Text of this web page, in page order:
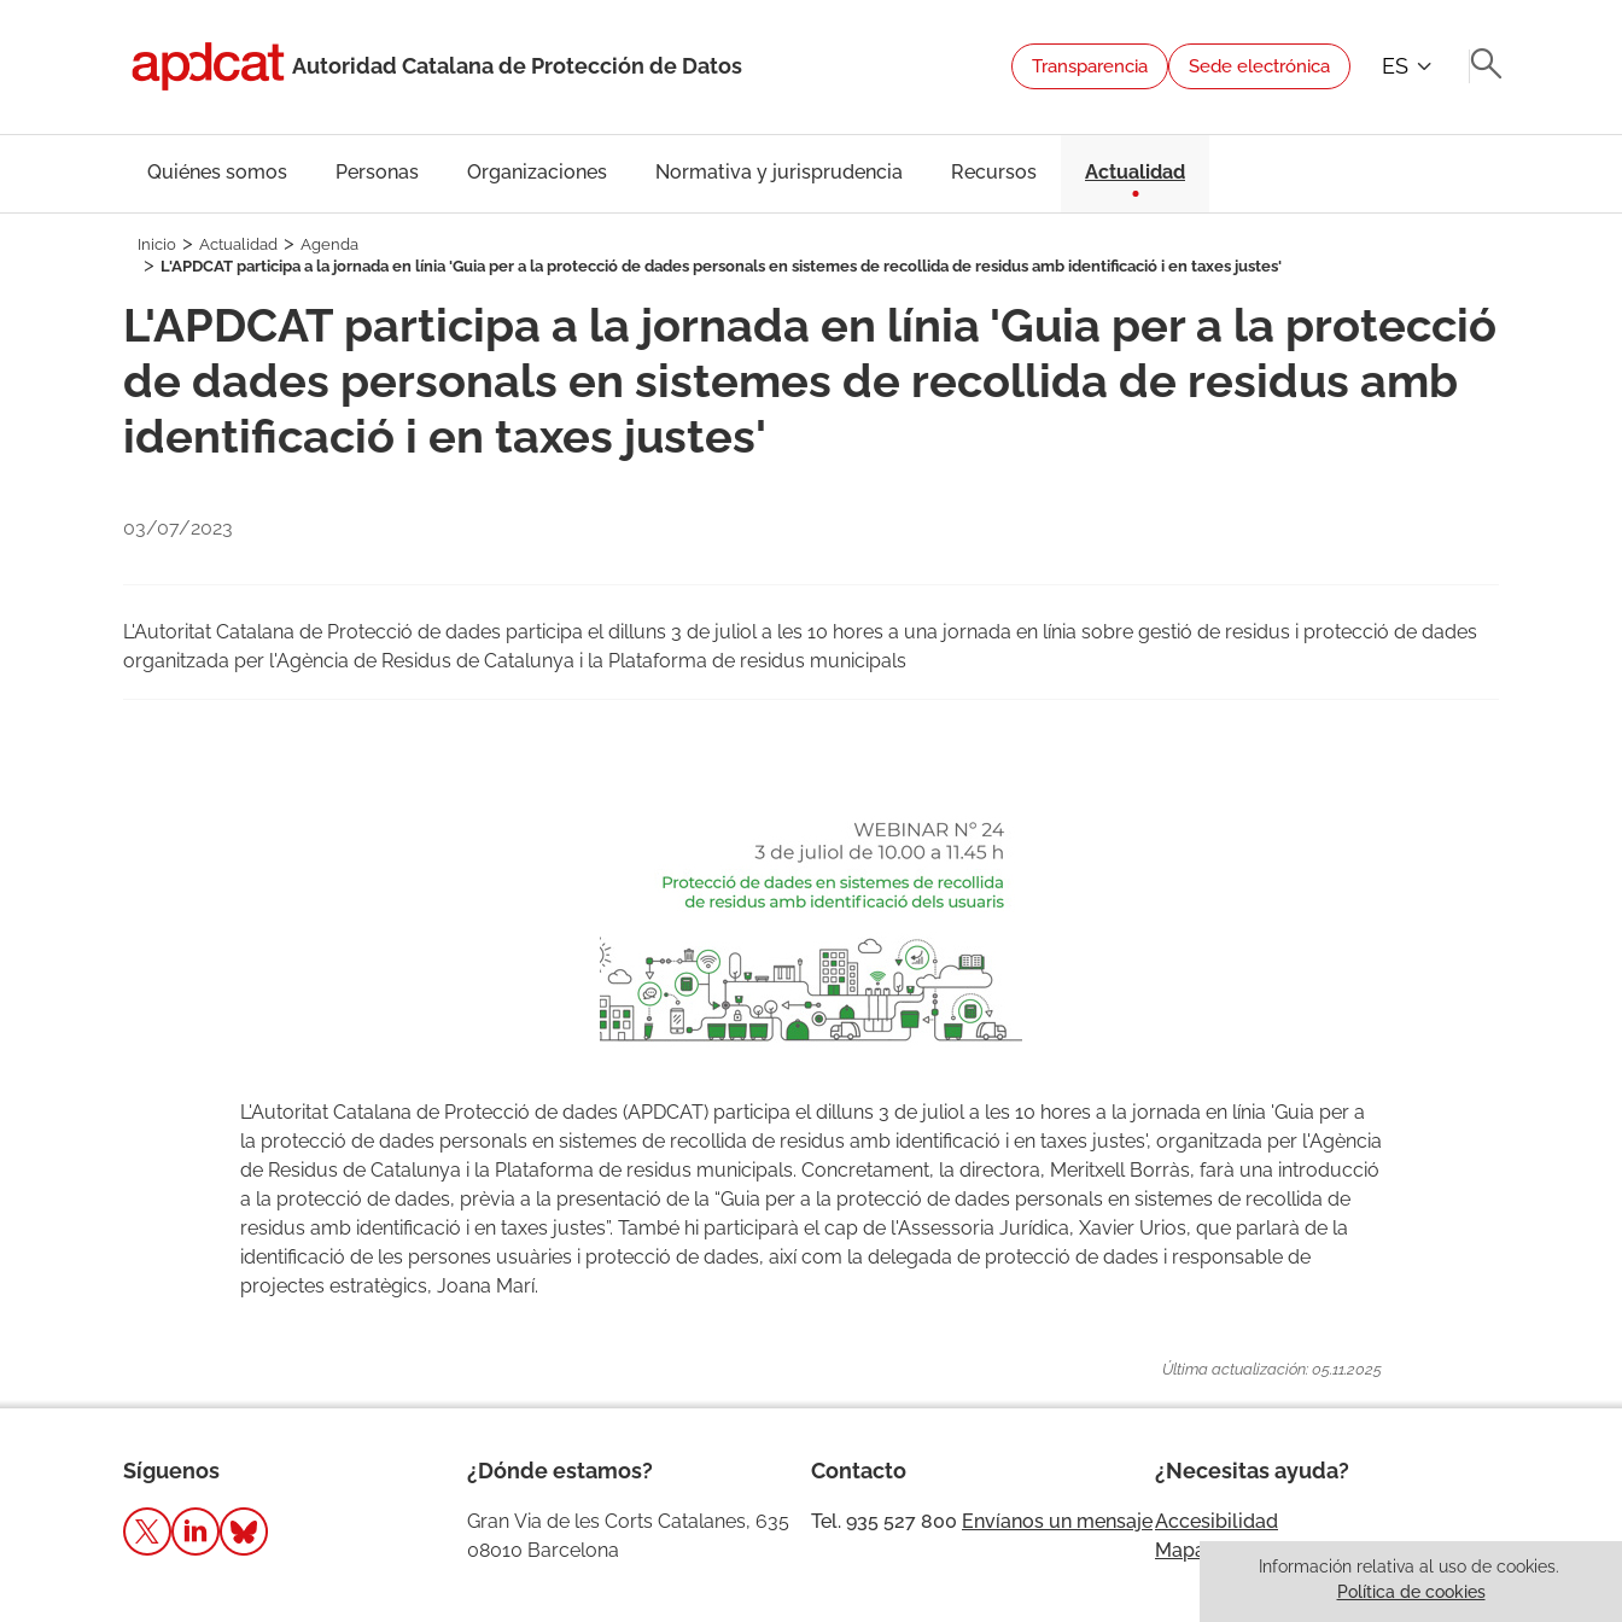
Autoridad Catalana de Protección de Datos Transparencia Sede electrónica ES
Quiénes somos Personas Organizaciones Normativa y jurisprudencia Recursos Actualidad
Inicio Actualidad
Agenda
L'APDCAT participa a la jornada en línia 'Guia per a la protecció de dades personals en sistemes de recollida de residus amb identificació i en taxes justes'
L'APDCAT participa a la jornada en línia 'Guia per a la protecció
de dades personals en sistemes de recollida de residus amb
identificació i en taxes justes'
03/07/2023
L'Autoritat Catalana de Protecció de dades participa el dilluns 3 de juliol a les 10 hores a una jornada en línia sobre gestió de residus i protecció de dades
organitzada per l'Agència de Residus de Catalunya i la Plataforma de residus municipals
L'Autoritat Catalana de Protecció de dades (APDCAT) participa el dilluns 3 de juliol a les 10 hores a la jornada en línia 'Guia per a
la protecció de dades personals en sistemes de recollida de residus amb identificació i en taxes justes', organitzada per l'Agència
de Residus de Catalunya i la Plataforma de residus municipals. Concretament, la directora, Meritxell Borràs, farà una introducció
a la protecció de dades, prèvia a la presentació de la “Guia per a la protecció de dades personals en sistemes de recollida de
residus amb identificació i en taxes justes”. També hi participarà el cap de l'Assessoria Jurídica, Xavier Urios, que parlarà de la
identificació de les persones usuàries i protecció de dades, així com la delegada de protecció de dades i responsable de
projectes estratègics, Joana Marí.
Última actualización: 05.11.2025
Información relativa al uso de cookies.
Política de cookies
Síguenos ¿Dónde estamos?
Gran Via de les Corts Catalanes, 635
08010 Barcelona
Contacto
Tel. 935 527 800 Envíanos un mensaje
¿Necesitas ayuda?
Accesibilidad
Mapa web